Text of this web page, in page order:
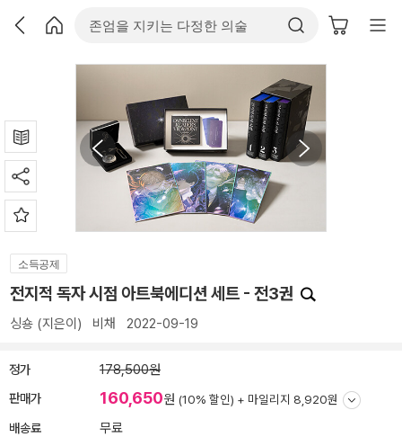
소득공제
전지적 독자 시점 아트북에디션 세트 - 전3권
싱숑 (지은이) 비채 2022-09-19
정가 178,500원
판매가 160,650원 (10% 할인) + 마일리지 8,920원
배송료 무료